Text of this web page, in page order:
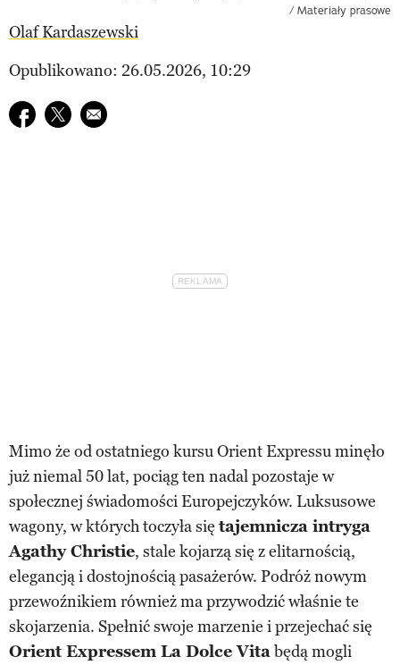
/ Materiały prasowe
Olaf Kardaszewski
Opublikowano: 26.05.2026, 10:29
Udostępnij na facebook
Udostępnij na twitter
E-mail do przyjaciela
Mimo że od ostatniego kursu Orient Expressu minęło
już niemal 50 lat, pociąg ten nadal pozostaje w
społecznej świadomości Europejczyków. Luksusowe
wagony, w których toczyła się tajemnicza intryga
Agathy Christie, stale kojarzą się z elitarnością,
elegancją i dostojnością pasażerów. Podróż nowym
przewoźnikiem również ma przywodzić właśnie te
skojarzenia. Spełnić swoje marzenie i przejechać się
Orient Expressem La Dolce Vitabędą mogli